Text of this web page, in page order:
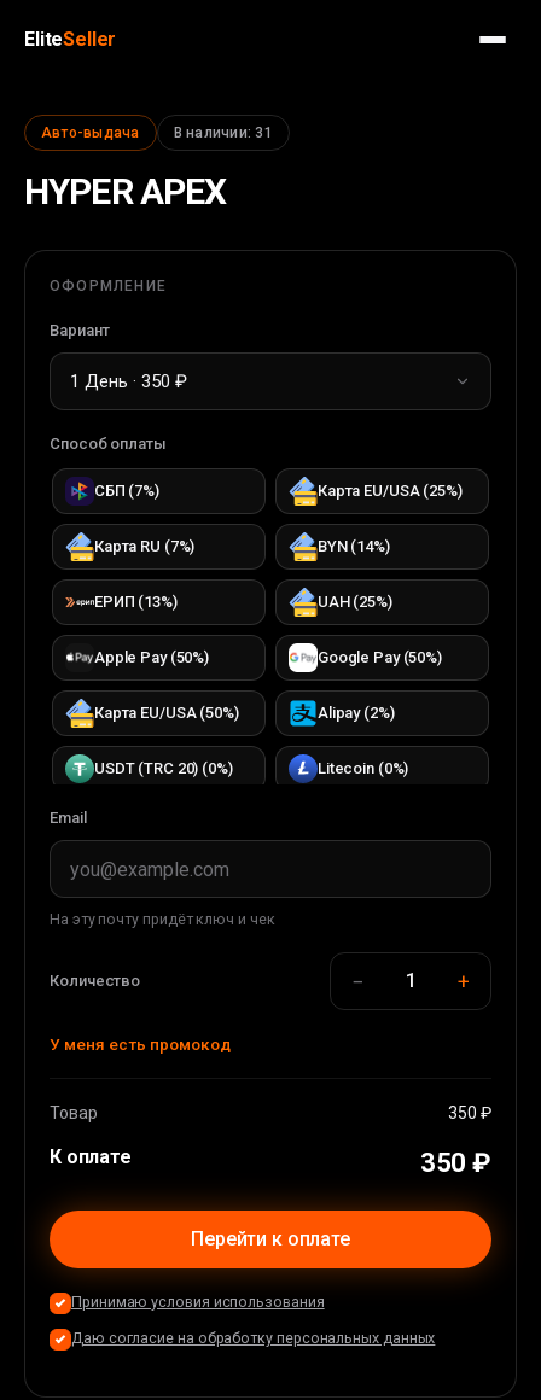
EliteSeller
Авто-выдача В наличии: 31
HYPER APEX
ОФОРМЛЕНИЕ
Вариант
1 День · 350 ₽
Способ оплаты
СБП (7%) Карта EU/USA(25%)
Карта RU (7%) BYN(14%)
ЕРИП (13%) UAH(25%)
Apple Pay(50%) Google Pay(50%)
Карта EU/USA(50%) Alipay(2%)
USDT (TRC 20) (0%) Litecoin(0%)
TRON(0 %)
USDT (BEP 20) BUSD (BEP20)
WMT(0 %)
%)
Email
На эту почту придёт ключ и чек
Количество − 1 +
У меня есть промокод
Товар 350 ₽
К оплате 350 ₽
Перейти к оплате
Принимаю условия использования
Даю согласие на обработку персональных данных